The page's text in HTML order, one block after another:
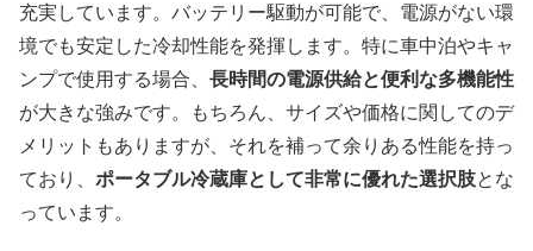
充実しています。バッテリー駆動が可能で、電源がない環
境でも安定した冷却性能を発揮します。特に車中泊やキャ
ンプで使用する場合、 長時間の電源供給と便利な多機能性
が大きな強みです。もちろん、サイズや価格に関してのデ
メリットもありますが、それを補って余りある性能を持っ
ており、 ポータブル冷蔵庫として非常に優れた選択肢とな
っています。